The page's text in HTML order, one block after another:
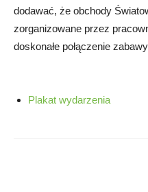
dodawać, że obchody
zorganizowane przez
doskonałe połączenie
Plakat wydarzenia